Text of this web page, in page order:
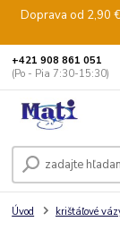
Doprava od 2,90
+421 908 861 051
(Po - Pia 7:30-15:30)
Úvod krištáľové